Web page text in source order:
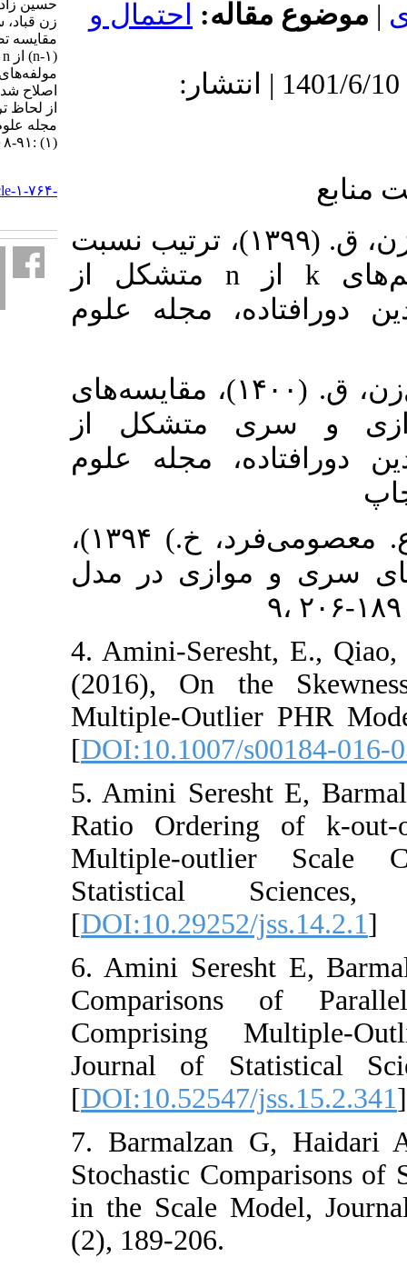
احتمال و
دریافت: 1400/2/3 | پذیرش: 1401/6/10 | انتشار:
۱. امینی سرشت، ا. برمال‌زن، ق. ‎(۱۳۹۹)‎‌، ترتیب نسبت
درست‌نمایی میان سیستم‌های ‎k‎ از n‎ متشکل از
مولفه‌های مقیاس با چندین دورافتاده،‎ مجله علوم
۲. امینی سرشت، ا. برمال‌زن، ق. ‎(۱۴۰۰)‎‌، مقایسه‌های
متشکل از
مولفه‌های مقیاس با چندین دورافتاده، ‎مجله علوم
۳. برمال‌زن، ق. حیدری، ع. معصومی‌فرد، خ.) ‎۱۳۹۴)،
موازی در مدل
4. Amini-
‎(2016), ‎On
Multiple-Outlier
[DOI:10.1007/
5. Amini
Ratio Ordering
Multiple-
Statistical
[DOI:10.29252/
6. Amini
Comparisons
Comprising
Journal of
[DOI:10.52547/
7. ‎Barmalzan
Stochastic
in the Scale
(2), 189-206.
حسین زاده علی اکبر، برمال
زن قباد، ستاری مصطفی.
مقایسه تصادفی سیستم‌های
مولفه‌های نرخ خطر متناسب
اصلاح شده با چندین دورافتاده
از لحاظ ترتیب نرخ خطر.
مجله علوم آماری. ۱۴۰۱; ۱۶
http://jss.irstat.ir/article-۱-۷۶۴-